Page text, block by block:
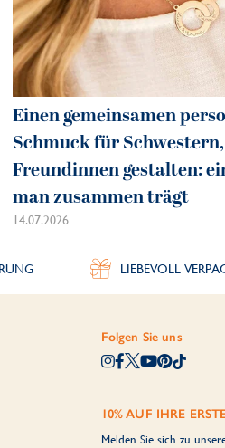
Einen gemeinsamen
Schmuck für
Freundinnen gestalten:
man zusammen trägt
14.07.2026
LIEBEVOLL
Folgen Sie uns
10% AUF IHRE
Melden Sie sich zu